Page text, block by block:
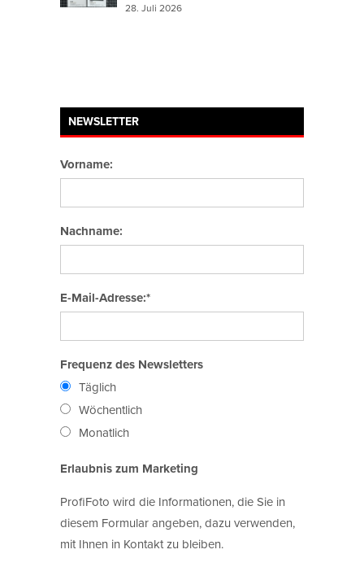
28. Juli 2026
NEWSLETTER
Vorname:
Nachname:
E-Mail-Adresse:*
Frequenz des Newsletters
Täglich
Wöchentlich
Monatlich
Erlaubnis zum Marketing
ProfiFoto wird die Informationen, die Sie in
diesem Formular angeben, dazu verwenden,
mit Ihnen in Kontakt zu bleiben.